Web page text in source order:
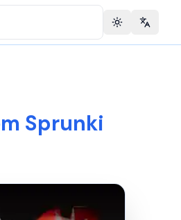
Toggle theme
Sprunki